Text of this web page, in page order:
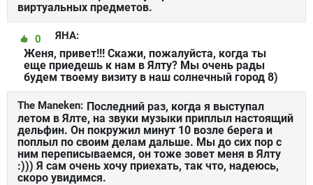
виртуальных предметов.
ЯНА:
0
Женя, привет!!! Скажи, пожалуйста, когда ты
еще приедешь к нам в Ялту? Мы очень рады
будем твоему визиту в наш солнечный город 8)
The Maneken: Последний раз, когда я выступал
летом в Ялте, на звуки музыки приплыл настоящий
дельфин. Он покружил минут 10 возле берега и
поплыл по своим делам дальше. Мы до сих пор с
ним переписываемся, он тоже зовет меня в Ялту
:))) Я сам очень хочу приехать, так что, надеюсь,
скоро увидимся.